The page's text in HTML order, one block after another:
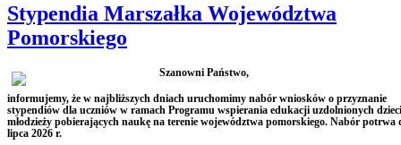
Stypendia Marszałka Województwa
Pomorskiego
Szanowni Państwo,
informujemy, że w najbliższych dniach uruchomimy nabór wniosków o przyznanie
stypendiów dla uczniów w ramach Programu wspierania edukacji uzdolnionych
młodzieży pobierających naukę na terenie województwa pomorskiego. Nabór potrwa
lipca 2026 r.